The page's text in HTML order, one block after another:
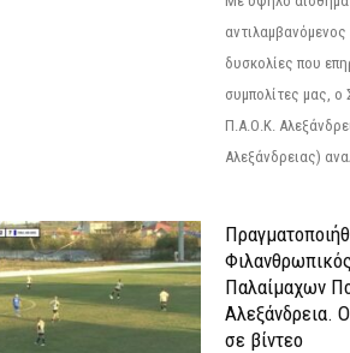
αντιλαμβανόμενος
δυσκολίες που
συμπολίτες μας,
Π.Α.Ο.Κ.
Αλεξάνδρειας)
Παλαίμαχων
Αλεξάνδρεια.
σε βίντεο